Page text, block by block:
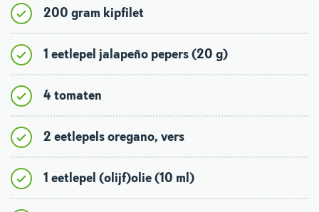
200 gram kipfilet
1 eetlepel ja­la­pe­ño pepers (20 g)
4 tomaten
2 eetlepels oregano, vers
1 eetlepel (olijf)olie (10 ml)